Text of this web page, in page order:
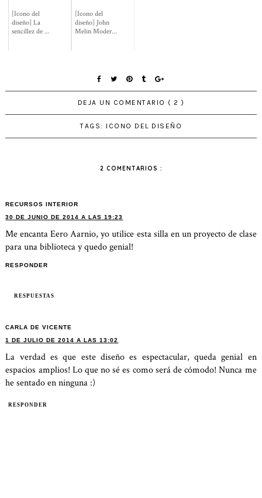
[Icono del
diseño] La
sencillez de ...
[Icono del
diseño] John
Melin Moder...
DEJA UN COMENTARIO ( 2 )
TAGS: ICONO DEL DISEÑO
2 COMENTARIOS :
RECURSOS INTERIOR
30 DE JUNIO DE 2014 A LAS 19:23
Me encanta Eero Aarnio, yo utilice esta silla en un proyecto de clase
para una biblioteca y quedo genial!
RESPONDER
RESPUESTAS
CARLA DE VICENTE
1 DE JULIO DE 2014 A LAS 13:02
La verdad es que este diseño es espectacular, queda genial en
espacios amplios! Lo que no sé es como será de cómodo! Nunca me
he sentado en ninguna :)
RESPONDER